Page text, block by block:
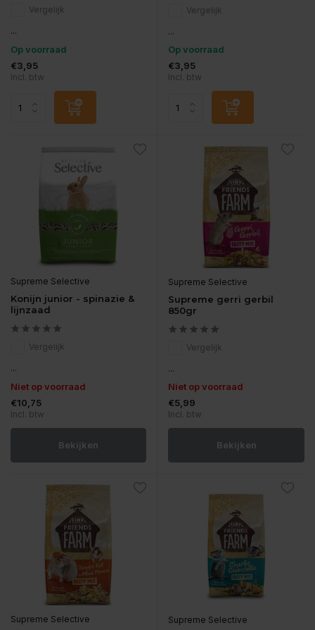
Vergelijk
...
Op voorraad
€3,95
Incl. btw
Vergelijk
...
Op voorraad
€3,95
Incl. btw
Supreme Selective
Konijn junior - spinazie &
lijnzaad
Vergelijk
...
Niet op voorraad
€10,75
Incl. btw
Bekijken
Supreme Selective
Supreme gerri gerbil
850gr
Vergelijk
...
Niet op voorraad
€5,99
Incl. btw
Bekijken
Supreme Selective Supreme Selective